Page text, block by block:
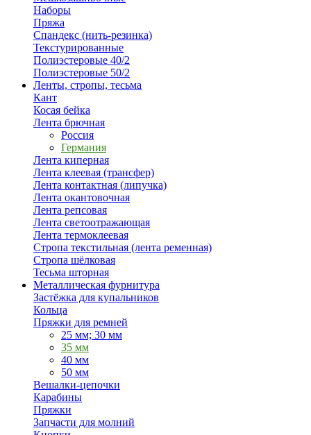
Наборы
Пряжа
Спандекс (нить-резинка)
Текстурированные
Полиэстеровые 40/2
Полиэстеровые 50/2
Ленты, стропы, тесьма
Кант
Косая бейка
Лента брючная
Россия
Германия
Лента киперная
Лента клеевая (трансфер)
Лента контактная (липучка)
Лента окантовочная
Лента репсовая
Лента светоотражающая
Лента термоклеевая
Стропа текстильная (лента ременная)
Стропа шёлковая
Тесьма шторная
Металлическая фурнитура
Застёжка для купальников
Кольца
Пряжки для ремней
25 мм; 30 мм
35 мм
40 мм
50 мм
Вешалки-цепочки
Карабины
Пряжки
Запчасти для молний